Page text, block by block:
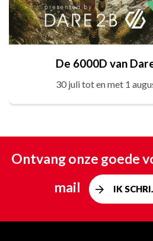
De 6000D van
30 juli tot en met 1
Ontvang onze goede
mail
IK